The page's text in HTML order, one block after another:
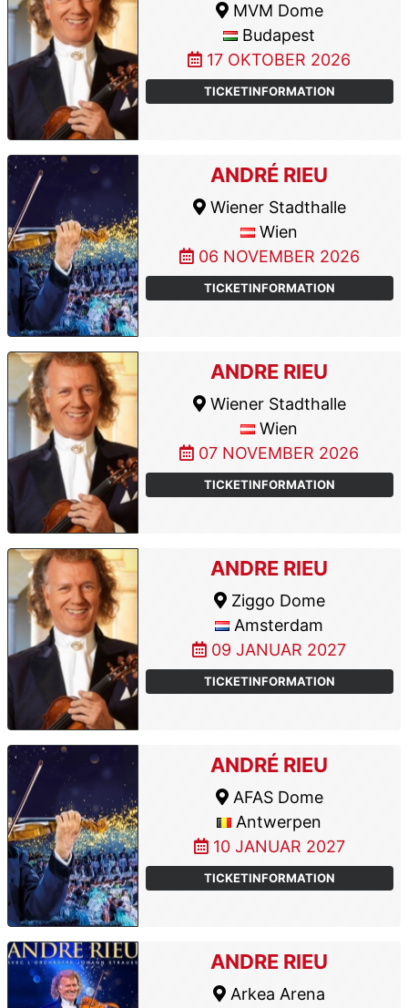
MVM Dome
Budapest
17 OKTOBER 2026
TICKETINFORMATION
ANDRÉ RIEU
Wiener Stadthalle
Wien
06 NOVEMBER 2026
TICKETINFORMATION
ANDRE RIEU
Wiener Stadthalle
Wien
07 NOVEMBER 2026
TICKETINFORMATION
ANDRE RIEU
Ziggo Dome
Amsterdam
09 JANUAR 2027
TICKETINFORMATION
ANDRÉ RIEU
AFAS Dome
Antwerpen
10 JANUAR 2027
TICKETINFORMATION
ANDRE RIEU
Arkea Arena